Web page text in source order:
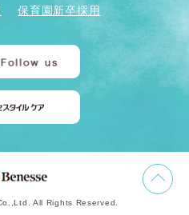
保育園新卒採用
All Rights Reserved.